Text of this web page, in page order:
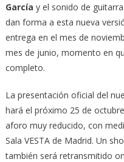
García y el sonido de
dan forma a esta nueva
entrega en el mes de
mes de junio, momento en
completo.
La presentación oficial del
hará el próximo 25 de
aforo muy reducido, con
Sala VESTA de Madrid. Un
también será retransmitido